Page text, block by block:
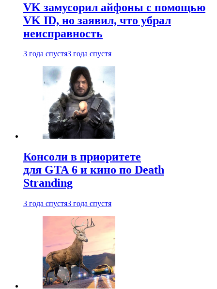
VK замусорил айфоны с помощью
VK ID, но заявил, что убрал
неисправность
3 года спустя3 года спустя
Консоли в приоритете
для GTA 6 и кино по Death
Stranding
3 года спустя3 года спустя